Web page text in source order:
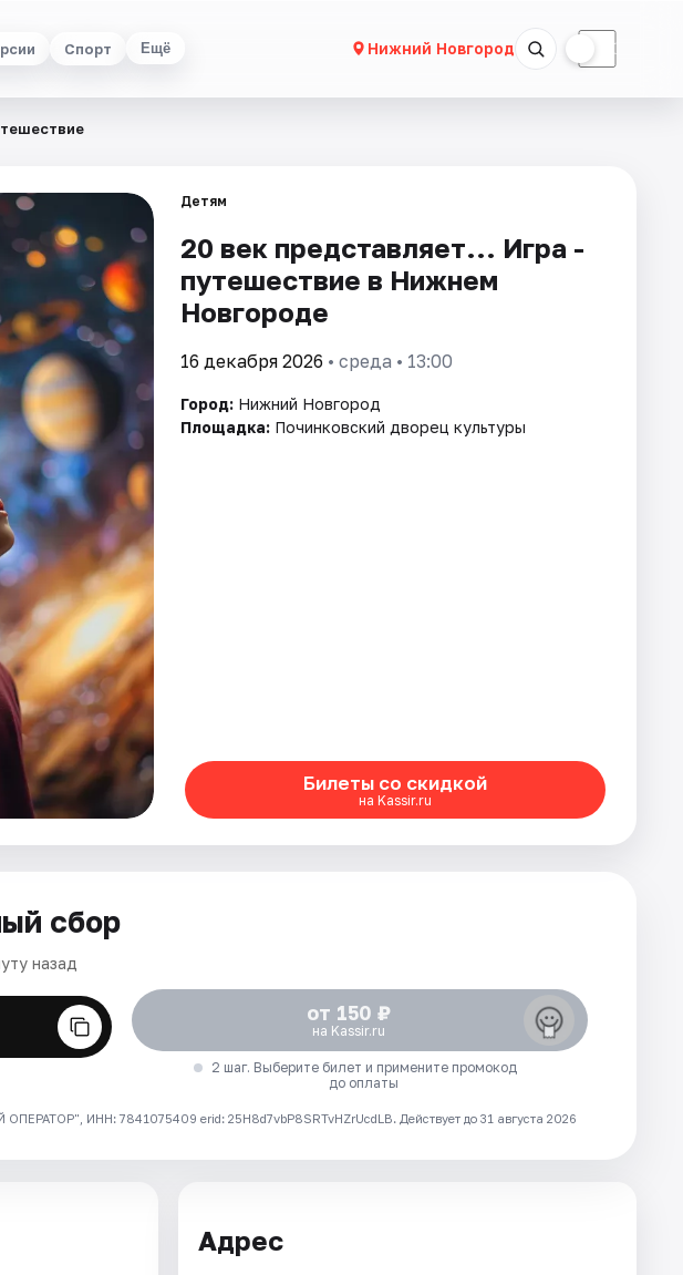
Спорт Ещё Нижний Новгород ☾
Детям
20 век представляет... Игра -
путешествие в Нижнем
Новгороде
16 декабря 2026 • среда • 13:00
Город: Нижний Новгород
Площадка: Починковский дворец культуры
Билеты со скидкой
на Kassir.ru
сбор
назад
от 150 ₽
на Kassir.ru
2 шаг. Выберите билет и примените промокод
до оплаты
ИНН: 7841075409 erid: 25H8d7vbP8SRTvHZrUcdLB. Действует до 31 августа 2026
Адрес